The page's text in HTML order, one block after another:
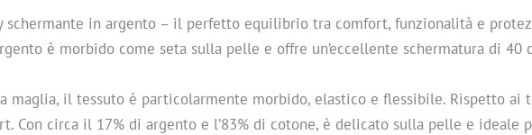
schermante in argento – il perfetto equilibrio tra comfort, funzionalità e
è morbido come seta sulla pelle e offre un’eccellente schermatura di 40
maglia, il tessuto è particolarmente morbido, elastico e flessibile. Rispetto
Con circa il 17% di argento e l’83% di cotone, è delicato sulla pelle e